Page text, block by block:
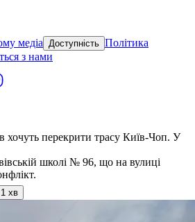
медіа Доступність Політика
з нами
хочуть перекрити трасу Київ-Чоп. У
школі № 96, що на вулиці
хв